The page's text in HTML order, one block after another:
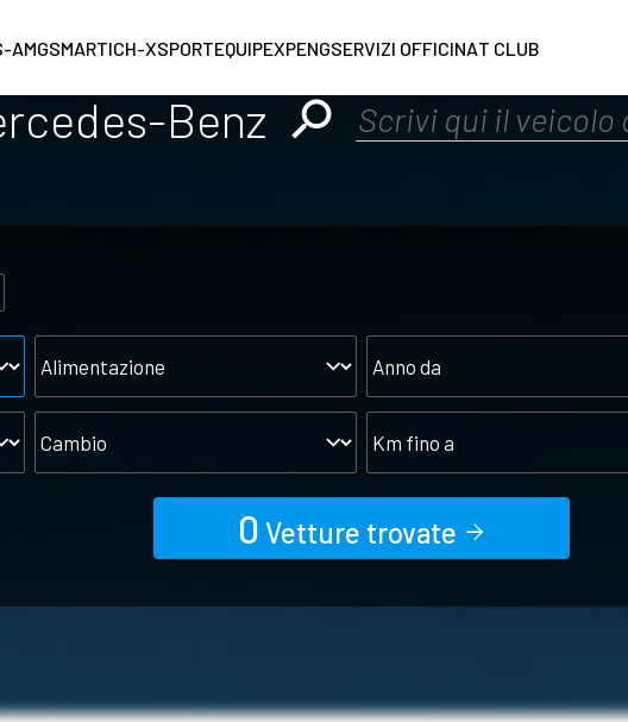
AMGSMARTICH-XSPORTEQUIPEXPENGSERVIZI OFFICINAT CLUB
Benz
da
fino
a
0 Vetture trovate